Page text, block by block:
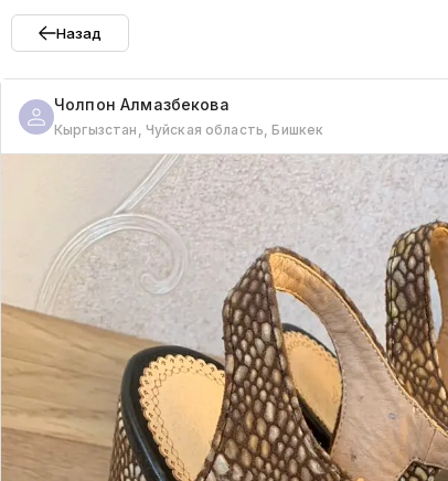
Назад
Чолпон Алмазбекова
Кыргызстан, Чуйская область, Бишкек